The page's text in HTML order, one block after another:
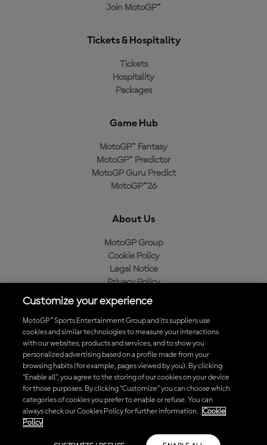
Join MotoGP™
Tickets & Hospitality
Tickets
Hospitality
Packages
Game Hub
MotoGP™ Fantasy
MotoGP™ Predictor
MotoGP Guru Predict
MotoGP™26
About Us
MotoGP Group
Cookie Policy
Legal Notice
Privacy Policy
Purchase Policy
Baixe o aplicativo oficial da MotoGP™
© 2026 MotoGP Sports Entertainment Group. Todos os direitos
reservados. Todas as marcas registradas pertencem aos seus
respectivos proprietários.
Customize your experience
MotoGP™ Sports Entertainment Group and its suppliers use
cookies and similar technologies to measure your interactions
with our websites, products and services, and to show you
personalized advertising based on a profile made from your
browsing habits (for example, pages viewed by you). By clicking
“Enable all”, you agree to the storing of our cookies on your device
for those purposes. By clicking “Customize” you can choose which
categories of cookies you prefer to enable or refuse. You can
always check our Cookies Policy for further information.
Cookie
Policy